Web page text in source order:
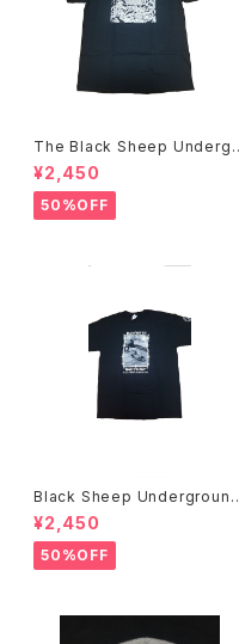
The Black Sheep Undergr
ound Bobby Brown アートT
シャツ
¥2,450
50%OFF
Black Sheep Underground
¥2,450
50%OFF